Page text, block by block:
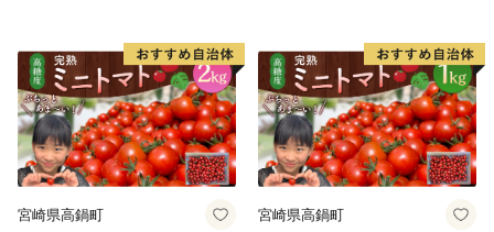
文化財指定を受けた文化財には補助制度がありますが、
京都にはまだまだ貴重な文化財が数多く残されており、
本来であれば国の指定・登録文化財となるべき文化財
が、指定等を待つ間にも劣化し、災害等の危機に晒され
ています。
そこで京都府では、いわゆる「ふるさと納税」を活用
し、文化財にその使途を限定する「文化財を守り伝える
宮崎県高鍋町 宮崎県高鍋町